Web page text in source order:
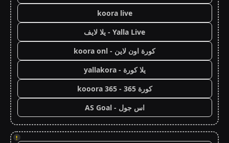
koora live
Yalla Live - يلا لايف
كورة اون لاين - koora onl
يلا كورة - yallakora
كورة 365 - kooora 365
اس جول - AS Goal
!